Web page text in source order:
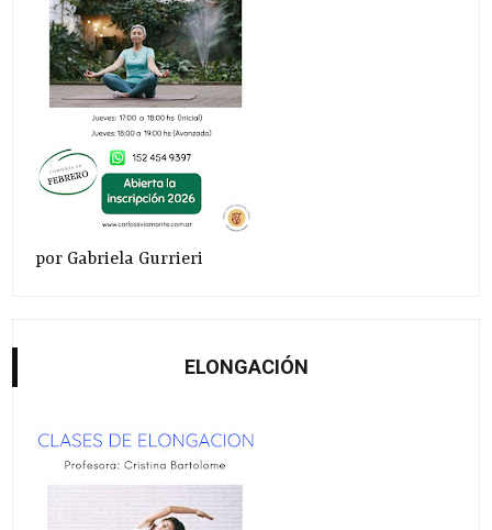
por Gabriela Gurrieri
ELONGACIÓN